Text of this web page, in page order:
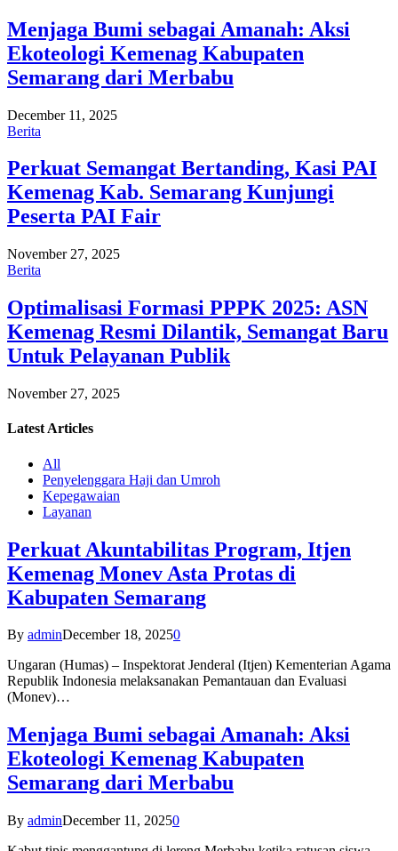
Menjaga Bumi sebagai Amanah: Aksi
Ekoteologi Kemenag Kabupaten
Semarang dari Merbabu
December 11, 2025
Berita
Perkuat Semangat Bertanding, Kasi PAI
Kemenag Kab. Semarang Kunjungi
Peserta PAI Fair
November 27, 2025
Berita
Optimalisasi Formasi PPPK 2025: ASN
Kemenag Resmi Dilantik, Semangat Baru
Untuk Pelayanan Publik
November 27, 2025
Latest Articles
All
Penyelenggara Haji dan Umroh
Kepegawaian
Layanan
Perkuat Akuntabilitas Program, Itjen
Kemenag Monev Asta Protas di
Kabupaten Semarang
By adminDecember 18, 20250
Ungaran (Humas) – Inspektorat Jenderal (Itjen) Kementerian Agama
Republik Indonesia melaksanakan Pemantauan dan Evaluasi
(Monev)…
Menjaga Bumi sebagai Amanah: Aksi
Ekoteologi Kemenag Kabupaten
Semarang dari Merbabu
By adminDecember 11, 20250